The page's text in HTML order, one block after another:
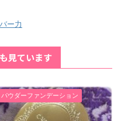
ー力
見ています
パウダーファンデーション